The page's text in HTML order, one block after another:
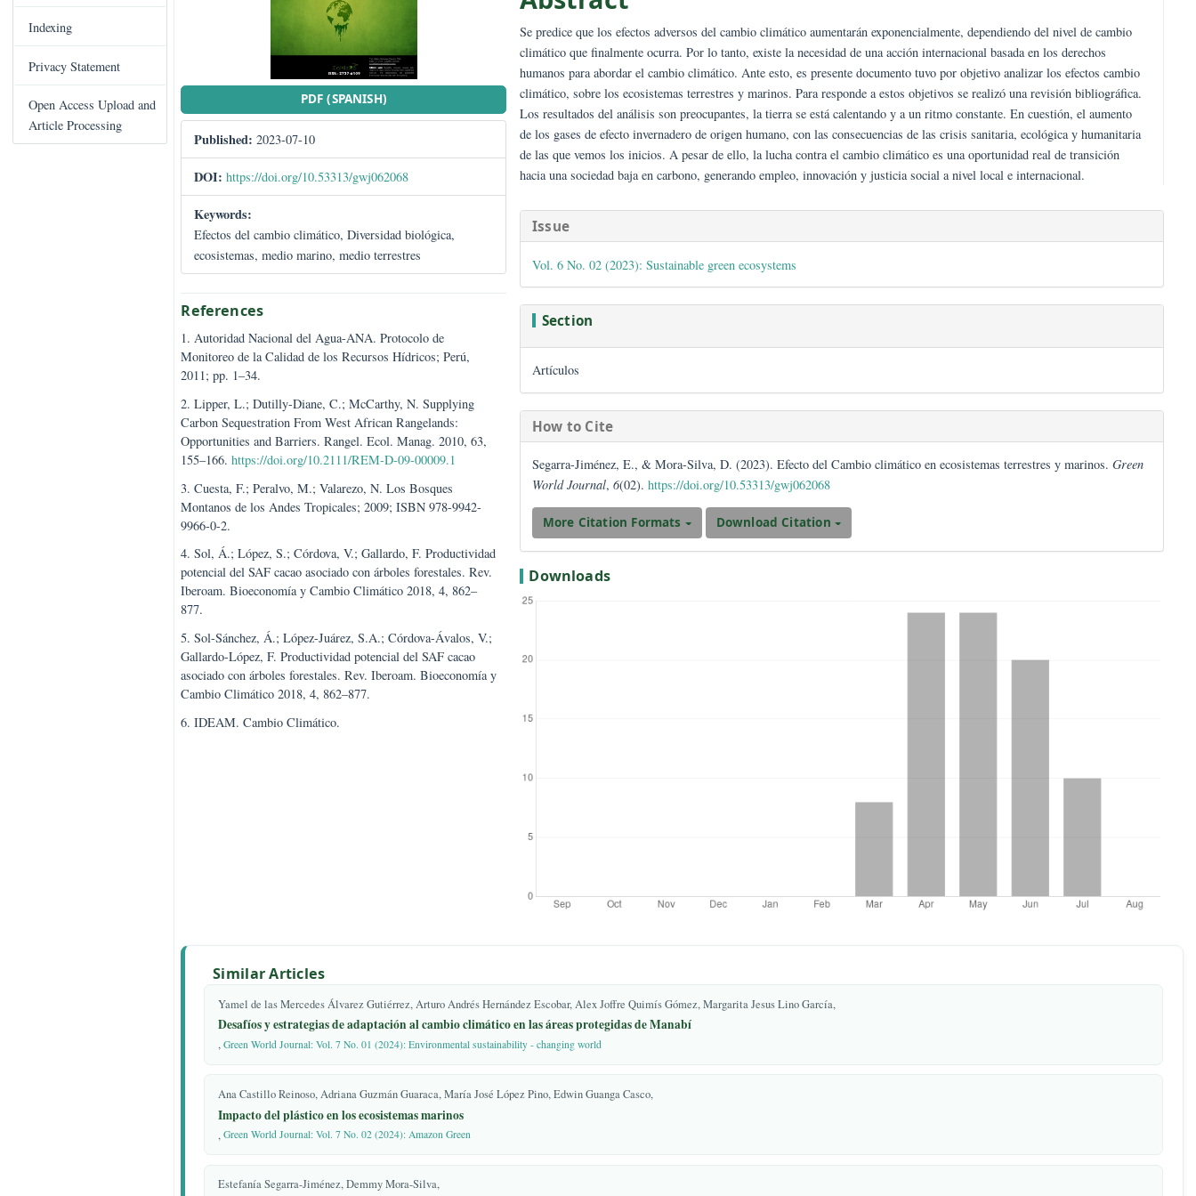
C
o
n
t
e
n
Books Published
Indexing
Privacy Statement
PDF (SPANISH)
Published:2023-07-10
DOI:https://doi.org/10.53313/gwj062068
Efectos del cambio climático, Diversidad biológica,
References
1. Autoridad Nacional del Agua-ANA. Protocolo de
Monitoreo de la Calidad de los Recursos Hídricos; Perú,
2011; pp. 1–34.
2. Lipper, L.; Dutilly-Diane, C.; McCarthy, N. Supplying
Carbon Sequestration From West African Rangelands:
Opportunities and Barriers. Rangel. Ecol. Manag. 2010, 63,
155–166.https://doi.org/10.2111/REM-D-09-00009.1
3. Cuesta, F.; Peralvo, M.; Valarezo, N. Los Bosques
Montanos de los Andes Tropicales; 2009; ISBN 978-9942-
4. Sol, Á.; López, S.; Córdova, V.; Gallardo, F. Productividad
potencial del SAF cacao asociado con árboles forestales. Rev.
Iberoam. Bioeconomía y Cambio Climático 2018, 4, 862–
877.
Gallardo-López, F. Productividad potencial del SAF cacao
Meléndez, M.; Guevara-García, F.J.; Canivell, J. El control
contexto del cambio climático. Hábitat Sustentable 2017, 6–
8. Díaz Caravantes, R.E. Vulnerabilidad y riesgo como
conceptos indisociables para el estudio del impacto del
cambio climático en la salud. Región y Soc. 2018, 30.
9. Vistin Guamantaqui, D.A.; Muñoz Jácome, E.A.; Ati
Cutiupala, G.M.A.C. Monitoreo del herbazal del páramo: una
estrategia de medición del cambio climático en la Reserva de
Producción de Fauna Chimborazo. Cienc. Digit. 2020, 4, 32–
47.
10. Martínez, M.; Viguera, B.; Donnati, C.; Harvey, C.;
Abstract
Se predice que los efectos adversos del cambio climático aumentarán exponencialmente, dependiendo del
climático que finalmente ocurra. Por lo tanto, existe la necesidad de una acción internacional basada en los
humanos para abordar el cambio climático. Ante esto, es presente documento tuvo por objetivo analizar los
climático, sobre los ecosistemas terrestres y marinos. Para responde a estos objetivos se realizó una
Los resultados del análisis son preocupantes, la tierra se está calentando y a un ritmo constante. En cuestión,
de las que vemos los inicios. A pesar de ello, la lucha contra el cambio climático es una oportunidad real de
hacia una sociedad baja en carbono, generando empleo, innovación y justicia social a nivel local e
Artículos
How to Cite
World Journal
Similar Articles
Yamel de las Mercedes Álvarez Gutiérrez, Arturo Andrés Hernández Escobar, Alex Joffre Quimís Gómez, Margarita Jesus Lino García,
Desafíos y estrategias de adaptación al cambio climático en las áreas protegidas de Manabí